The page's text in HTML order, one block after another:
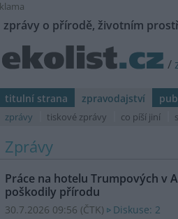
zprávy o přírodě, životním
/
titulní strana zpravodajství
zprávy tiskové zprávy co píší jiní
Zprávy
Práce na hotelu Trumpových v
poškodily přírodu
30.7.2026 09:56 (ČTK) Diskuse: 2